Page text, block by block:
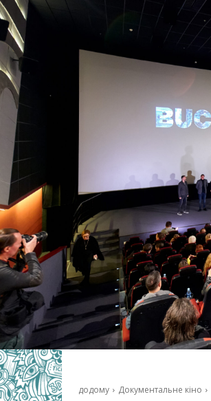
додому Документальне кіно